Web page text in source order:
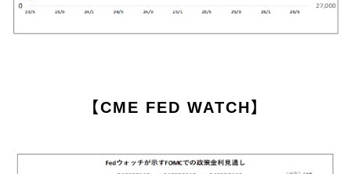
【CME FED WATCH】